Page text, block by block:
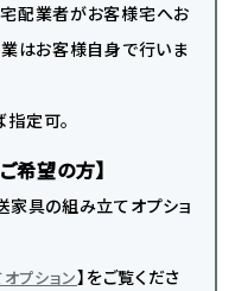
配業者がお客様宅へお
業はお客様自身で行いま
定可。
希望の方】
家具の組み立てオプショ
プション】をご覧くださ